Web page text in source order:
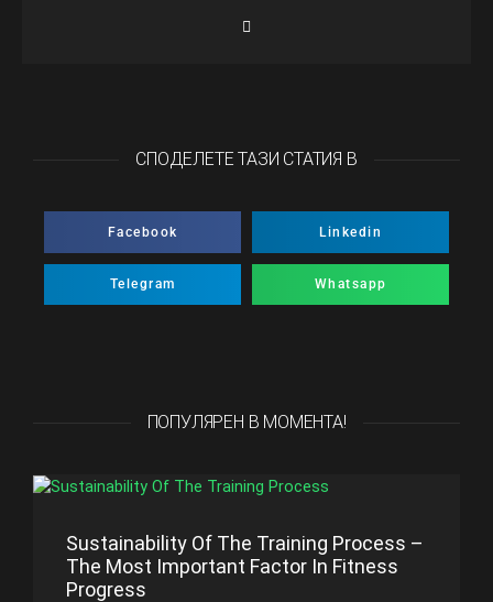
СПОДЕЛЕТЕ ТАЗИ СТАТИЯ В
Facebook Linkedin
Telegram Whatsapp
ПОПУЛЯРЕН В МОМЕНТА!
Sustainability Of The Training Process –
The Most Important Factor In Fitness
Progress